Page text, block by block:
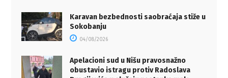
Karavan bezbednosti saobraćaja stiže u
Sokobanju
04/08/2026
Apelacioni sud u Nišu pravosnažno
obustavio istragu protiv Radoslava